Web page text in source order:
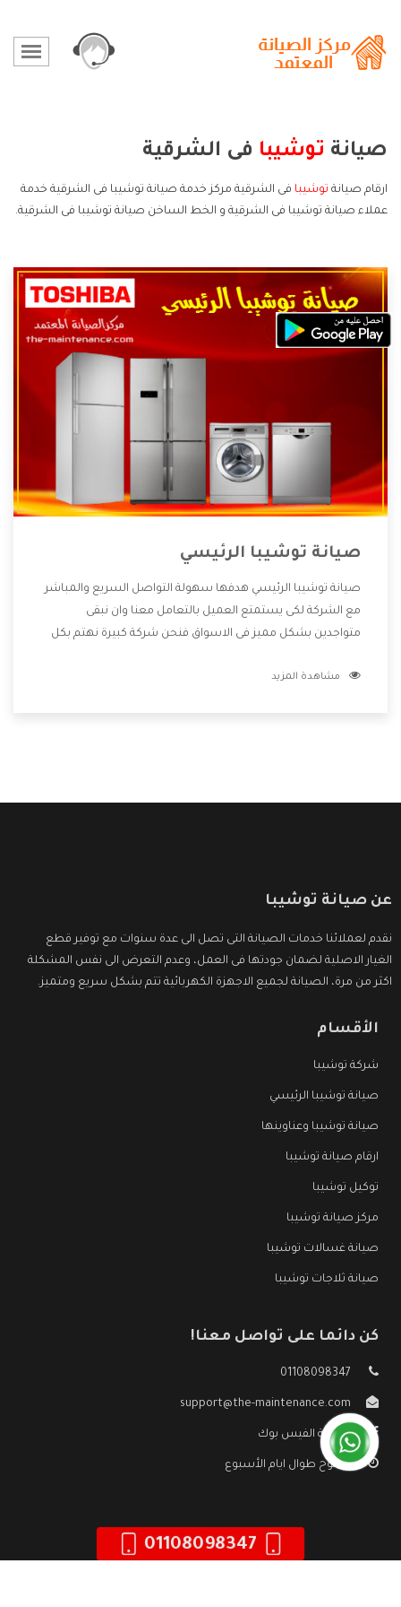
صيانة توشيبا فى الشرقية
ارقام صيانة توشيبا فى الشرقية مركز خدمة صيانة توشيبا فى الشرقية خدمة
عملاء صيانة توشيبا فى الشرقية و الخط الساخن صيانة توشيبا فى الشرقية.
صيانة توشيبا الرئيسي
صيانة توشيبا الرئيسي هدفها سهولة التواصل السريع والمباشر
مع الشركة لكى يستمتع العميل بالتعامل معنا وان نبقى
متواجدين بشكل مميز فى الاسواق فنحن شركة كبيرة نهتم بكل
الشركة بها والتى تكون منها خدمة الصيانة التى تكون من أهم
مشاهدة المزيد
عن صيانة توشيبا
نقدم لعملائنا خدمات الصيانة التى تصل الى عدة سنوات مع توفير قطع
الغيار الاصلية لضمان جودتها فى العمل، وعدم التعرض الى نفس المشكلة
اكثر من مرة، الصيانة لجميع الاجهزة الكهربائية تتم بشكل سريع ومتميز.
الأقسام
شركة توشيبا
صيانة توشيبا الرئيسي
صيانة توشيبا وعناوينها
ارقام صيانة توشيبا
توكيل توشيبا
مركز صيانة توشيبا
صيانة غسالات توشيبا
صيانة ثلاجات توشيبا
كن دائما على تواصل معنا!
01108098347
support@the-maintenance.com
صفحة الفيس بوك
مفتوح طوال ايام الأسبوع
01108098347